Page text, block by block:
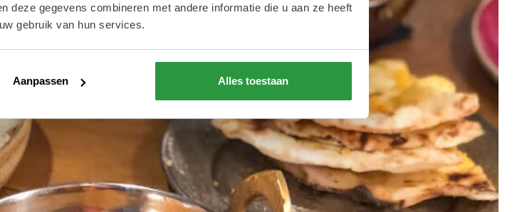
deze gegevens combineren met andere informatie die u aan ze heeft
gebruik van hun services.
Aanpassen Alles toestaan